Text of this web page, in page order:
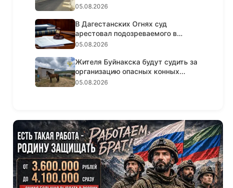
Кизил...
05.08.2026
В Дагестанских Огнях суд
арестовал подозреваемого в
крупном...
05.08.2026
Жителя Буйнакска будут судить за
организацию опасных конных...
05.08.2026